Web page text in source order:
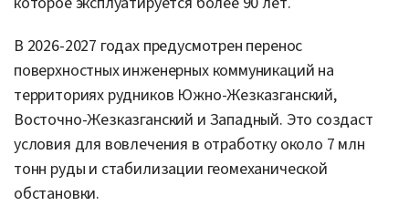
В 2026-2027 годах предусмотрен перенос
поверхностных инженерных коммуникаций на
территориях рудников Южно-Жезказганский,
Восточно-Жезказганский и Западный. Это создаст
условия для вовлечения в отработку около 7 млн
тонн руды и стабилизации геомеханической
обстановки.